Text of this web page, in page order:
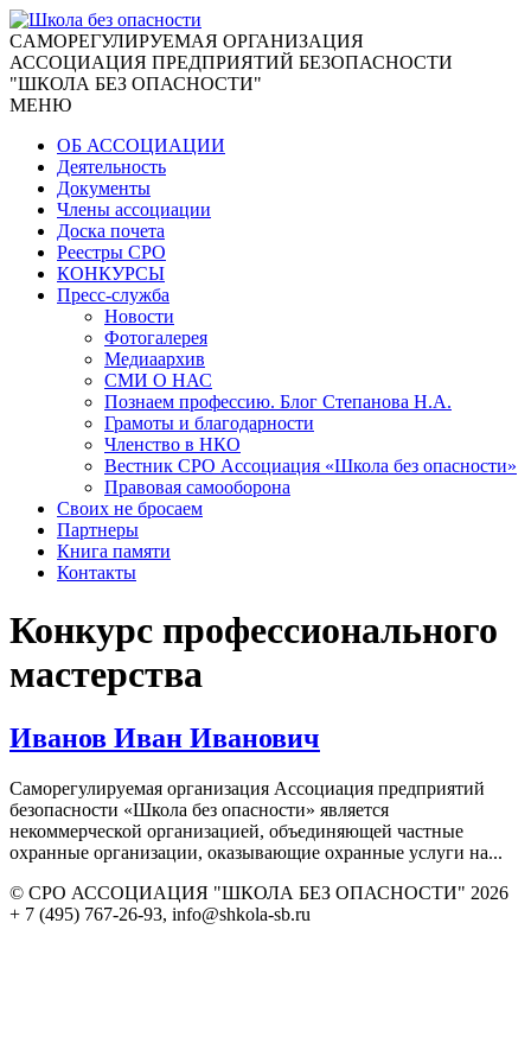
CАМОРЕГУЛИРУЕМАЯ ОРГАНИЗАЦИЯ
АССОЦИАЦИЯ ПРЕДПРИЯТИЙ БЕЗОПАСНОСТИ
"ШКОЛА БЕЗ ОПАСНОСТИ"
МЕНЮ
ОБ АССОЦИАЦИИ
Деятельность
Документы
Члены ассоциации
Доска почета
Реестры СРО
КОНКУРСЫ
Пресс-служба
Новости
Фотогалерея
Медиаархив
СМИ О НАС
Познаем профессию. Блог Степанова Н.А.
Грамоты и благодарности
Членство в НКО
Вестник СРО Ассоциация «Школа без опасности»
Правовая самооборона
Своих не бросаем
Партнеры
Книга памяти
Контакты
Конкурс профессионального
мастерства
Иванов Иван Иванович
Саморегулируемая организация Ассоциация предприятий
безопасности «Школа без опасности» является
некоммерческой организацией, объединяющей частные
охранные организации, оказывающие охранные услуги на...
© СРО АССОЦИАЦИЯ "ШКОЛА БЕЗ ОПАСНОСТИ" 2026
+ 7 (495) 767-26-93, info@shkola-sb.ru